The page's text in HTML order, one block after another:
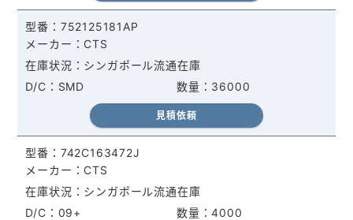
752125181AP
CTS
36000
シンガポール流通在庫
SMD
見積依頼
742C163472J
CTS
4000
シンガポール流通在庫
09+